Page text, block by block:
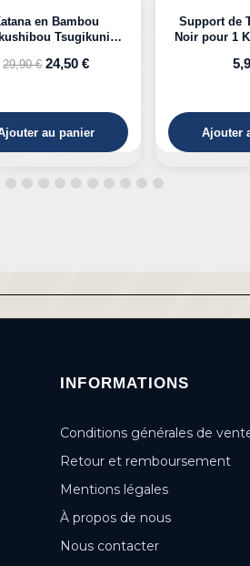
de Table en Bois
1 Katana à Poser
5,99 €
au panier
Katana LED
Kyojuro
Ajouter
INFORMATIONS
Conditions générales de
Retour et remboursement
Mentions légales
À propos de nous
Nous contacter